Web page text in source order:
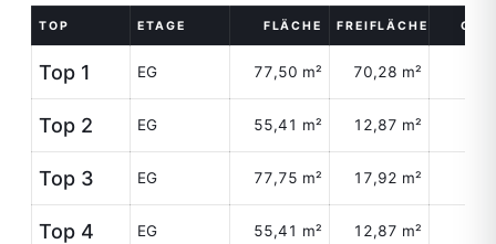
TOP ETAGE FLÄCHE FREIFLÄCHE
Top 1 EG 77,50 m² 70,28 m²
Top 2 EG 55,41 m² 12,87 m²
Top 3 EG 77,75 m² 17,92 m²
Top 4 EG 55,41 m² 12,87 m²